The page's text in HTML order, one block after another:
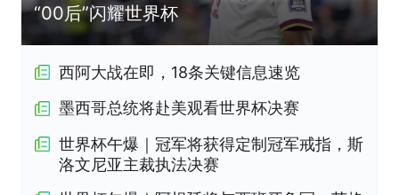
“00后”闪耀世界杯
西阿大战在即，18条关键信息速览
墨西哥总统将赴美观看世界杯决赛
世界杯午爆｜冠军将获得定制冠军戒指，斯
洛文尼亚主裁执法决赛